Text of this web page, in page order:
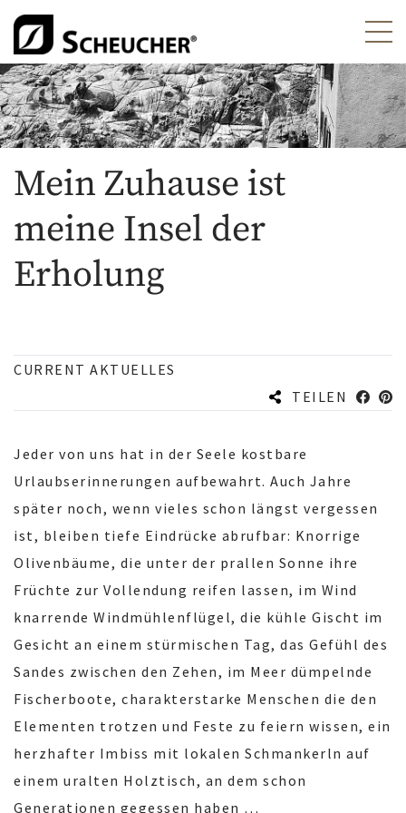
Mein Zuhause ist
meine Insel der
Erholung
CURRENT AKTUELLES
TEILEN
Jeder von uns hat in der Seele kostbare
Urlaubserinnerungen aufbewahrt. Auch Jahre
später noch, wenn vieles schon längst vergessen
ist, bleiben tiefe Eindrücke abrufbar: Knorrige
Olivenbäume, die unter der prallen Sonne ihre
Früchte zur Vollendung reifen lassen, im Wind
knarrende Windmühlenflügel, die kühle Gischt im
Gesicht an einem stürmischen Tag, das Gefühl des
Sandes zwischen den Zehen, im Meer dümpelnde
Fischerboote, charakterstarke Menschen die den
Elementen trotzen und Feste zu feiern wissen, ein
herzhafter Imbiss mit lokalen Schmankerln auf
einem uralten Holztisch, an dem schon
Generationen gegessen haben …